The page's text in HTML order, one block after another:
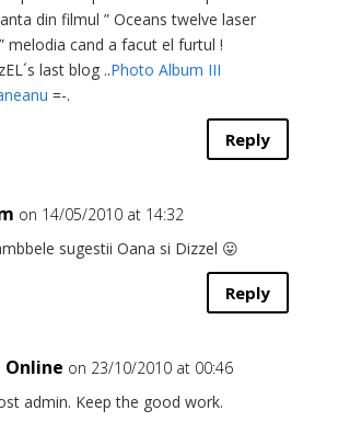
din filmul ” Oceans twelve laser
melodia cand a facut el furtul !
last blog ..Photo Album III
=-.
Reply
on 14/05/2010 at 14:32
sugestii Oana si Dizzel 😛
Reply
Online on 23/10/2010 at 00:46
admin. Keep the good work.